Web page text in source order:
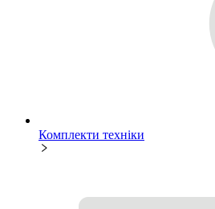
Комплекти техніки